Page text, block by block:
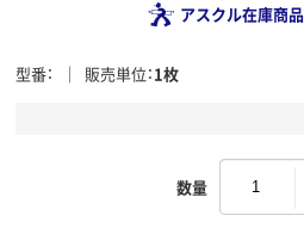
アスクル在庫商品
型番 販売単位 1枚
数量